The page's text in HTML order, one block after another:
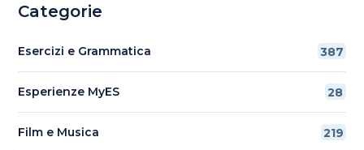
Categorie
Esercizi e Grammatica 387
Esperienze MyES 28
Film e Musica 219